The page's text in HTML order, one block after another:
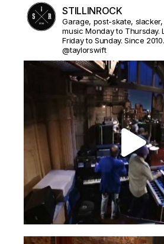
STILLINROCK
Garage, post-skate,
music Monday to Thursday.
Friday to Sunday. Since
@taylorswift